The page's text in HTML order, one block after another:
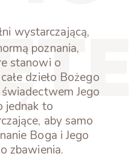
wystarczającą,
poznania,
stanowi o
dzieło Bożego
Jego
jednak to
aby samo
Boga i Jego
zbawienia.